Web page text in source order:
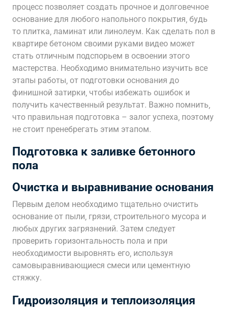
процесс позволяет создать прочное и долговечное
основание для любого напольного покрытия‚ будь
то плитка‚ ламинат или линолеум. Как сделать пол в
квартире бетоном своими руками видео может
стать отличным подспорьем в освоении этого
мастерства. Необходимо внимательно изучить все
этапы работы‚ от подготовки основания до
финишной затирки‚ чтобы избежать ошибок и
получить качественный результат. Важно помнить‚
что правильная подготовка – залог успеха‚ поэтому
не стоит пренебрегать этим этапом.
Подготовка к заливке бетонного
пола
Очистка и выравнивание основания
Первым делом необходимо тщательно очистить
основание от пыли‚ грязи‚ строительного мусора и
любых других загрязнений. Затем следует
проверить горизонтальность пола и при
необходимости выровнять его‚ используя
самовыравнивающиеся смеси или цементную
стяжку.
Гидроизоляция и теплоизоляция